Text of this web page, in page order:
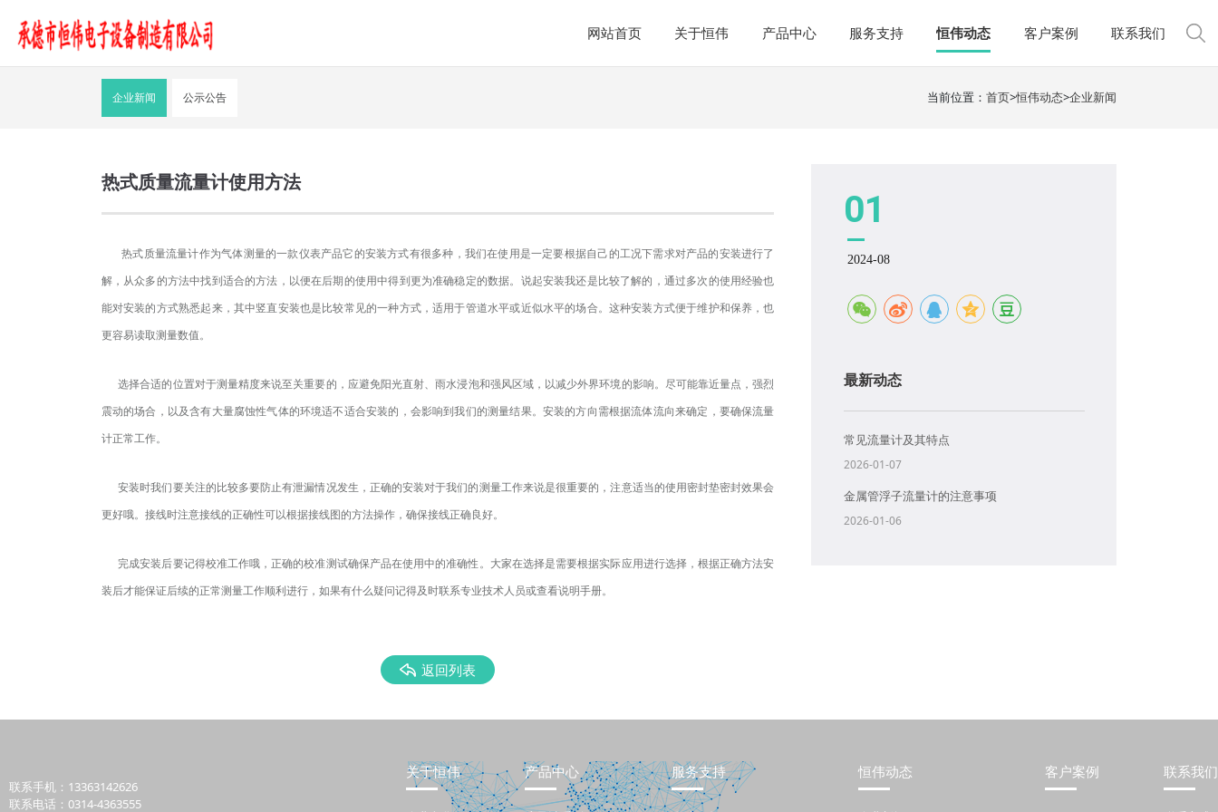
网站首页 关于恒伟 产品中心 服务支持 恒伟动态 客户案例 联系我们
企业新闻 公示公告 当前位置：首页>恒伟动态>企业新闻
热式质量流量计使用方法
热式质量流量计作为气体测量的一款仪表产品它的安装方式有很多种，我们在使用是一定要根据自己的工况下需求对产品的安装进行了
解，从众多的方法中找到适合的方法，以便在后期的使用中得到更为准确稳定的数据。说起安装我还是比较了解的，通过多次的使用经验也
能对安装的方式熟悉起来，其中竖直安装也是比较常见的一种方式，适用于管道水平或近似水平的场合。这种安装方式便于维护和保养，也
更容易读取测量数值。
选择合适的位置对于测量精度来说至关重要的 ， 应避免阳光直射、雨水浸泡和强风区域，以减少外界环境的影响。尽可能靠近量点，强烈
震动的场合，以及含有大量腐蚀性气体的环境适不适合安装的，会影响到我们的测量结果。安装的方向 需根据流体流向来确定， 要确保流量
计正常工作。
安装时我们要关注的比较多要防止有泄漏情况发生，正确的安装对于我们的测量工作来说是很重要的，注意适当的使用 密封垫密封效果会
更好哦。 接线时注意接线的正确性可以根据接线图的方法操作，确保接线正确良好。
完成安装后要记得校准工作哦，正确的校准测试确保产品在使用中的准确性。大家在选择是需要根据实际应用进行选择，根据正确方法安
装后才能保证后续的正常测量工作顺利进行，如果有什么疑问记得及时联系专业技术人员或查看说明手册。
返回列表
01
2024-08
最新动态
常见流量计及其特点
2026-01-07
金属管浮子流量计的注意事项
2026-01-06
联系手机：13363142626
联系电话：0314-4363555
关于恒伟 产品中心 服务支持 恒伟动态 客户案例 联系我们